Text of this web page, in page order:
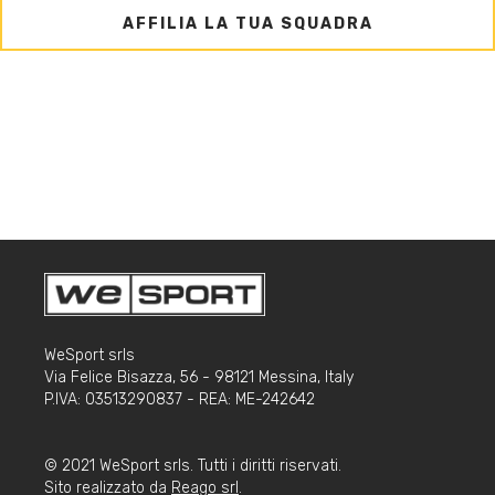
AFFILIA LA TUA SQUADRA
WeSport srls
Via Felice Bisazza, 56 - 98121 Messina, Italy
P.IVA: 03513290837 - REA: ME-242642
© 2021 WeSport srls. Tutti i diritti riservati.
Sito realizzato da Reago srl .